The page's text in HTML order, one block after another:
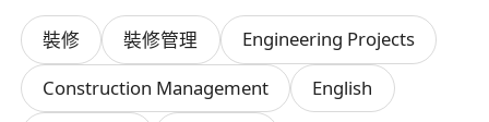
協助項目經理編製工地施工時間表、工序流
程；
每日 / 每週匯報工程進度、滯後原因及趕工
方案；
裝修 裝修管理
Engineering Projects
Construction Management
English